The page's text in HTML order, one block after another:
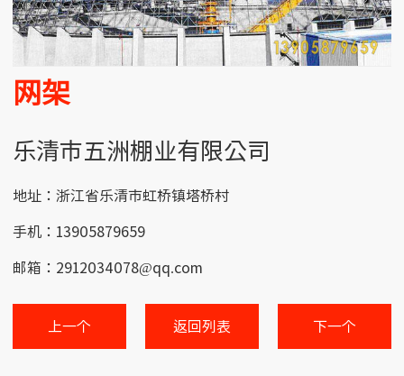
网架
乐清市五洲棚业有限公司
地址：浙江省乐清市虹桥镇塔桥村
手机：13905879659
邮箱：2912034078@qq.com
上一个 返回列表 下一个